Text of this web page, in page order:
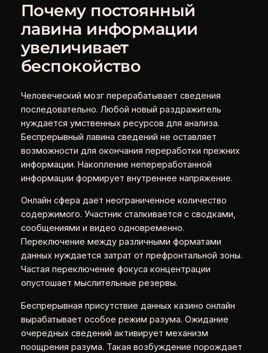
Почему постоянный
лавина информации
увеличивает
беспокойство
Человеческий мозг перерабатывает сведения
последовательно. Любой новый раздражитель
нуждается умственных ресурсов для анализа.
Беспрерывный лавина сведений не оставляет
возможности для окончания переработки прежних
информации. Накопление непереработанной
информации формирует внутреннее напряжение.
Онлайн сфера дает неограниченное количество
содержимого. Участник сталкивается с сводками,
сообщениями и видео одновременно.
Переключение между различными форматами
данных нуждается затрат от префронтальной зоны.
Частая переключение фокуса концентрации
опустошает мыслительные резервы.
Беспрерывная присутствие данных казино онлайн
вырабатывает особое режим разума. Ожидание
очередных сведений активирует механизм
поощрения разума. Такая возбуждение порождает